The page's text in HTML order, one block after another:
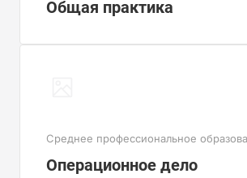
Общая практика
Cреднее профессиональное
Операционное дело